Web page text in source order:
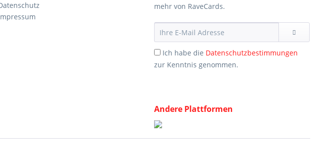
mehr von RaveCards.
Ich habe die Datenschutzbestimmungen
zur Kenntnis genommen.
Andere Plattformen